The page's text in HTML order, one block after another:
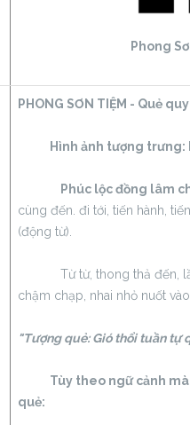
Phong
PHONG SƠN TIỆM - Quẻ
Hình ảnh tượng trưng:
Phúc lộc đồng lâm
cùng đến. đi tới, tiến hành,
(động từ).
Từ từ, thong thả đến, lần
chậm chạp, nhai nhỏ nuốt vào.
"Tượng quẻ: Gió thổi tuần tự
Tùy theo ngữ cảnh mà
quẻ: